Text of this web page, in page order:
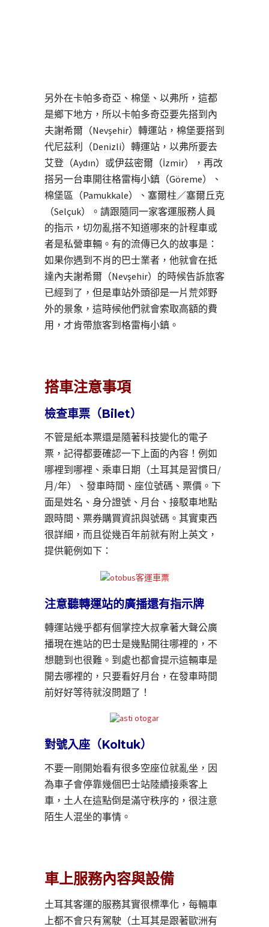
另外在卡帕多奇亞、棉堡、以弗所，這都
是鄉下地方，所以卡帕多奇亞要先搭到內
夫謝希爾（Nevşehir）轉運站，棉堡要搭到
代尼茲利（Denizli）轉運站，以弗所要去
艾登（Aydın）或伊茲密爾（İzmir），再改
搭另一台車開往格雷梅小鎮（Göreme）、
棉堡區（Pamukkale）、塞爾柱／塞爾丘克
（Selçuk）。請跟隨同一家客運服務人員
的指示，切勿亂搭不知道哪來的計程車或
者是私營車輛。有的流傳已久的故事是：
如果你遇到不肖的巴士業者，他就會在抵
達內夫謝希爾（Nevşehir）的時候告訴旅客
已經到了，但是車站外頭卻是一片荒郊野
外的景象，這時候他們就會索取高額的費
用，才肯帶旅客到格雷梅小鎮。
搭車注意事項
檢查車票（Bilet）
不管是紙本票還是隨著科技變化的電子
票，記得都要確認一下上面的內容！例如
哪裡到哪裡、乘車日期（土耳其是習慣日/
月/年）、發車時間、座位號碼、票價。下
面是姓名、身分證號、月台、接駁車地點
跟時間、票券購買資訊與號碼。其實東西
很詳細，而且從幾百年前就有附上英文，
提供範例如下：
注意聽轉運站的廣播還有指示牌
轉運站幾乎都有個掌控大叔拿著大聲公廣
播現在進站的巴士是幾點開往哪裡的，不
想聽到也很難。到處也都會提示這輛車是
開去哪裡的，只要看好月台，在發車時間
前好好等待就沒問題了！
對號入座（Koltuk）
不要一剛開始看有很多空座位就亂坐，因
為車子會停靠幾個巴士站陸續接乘客上
車，土人在這點倒是滿守秩序的，很注意
陌生人混坐的事情。
車上服務內容與設備
土耳其客運的服務其實很標準化，每輛車
上都不會只有駕駛（土耳其是跟著歐洲有